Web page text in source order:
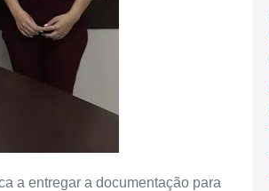
a entregar a documentação para